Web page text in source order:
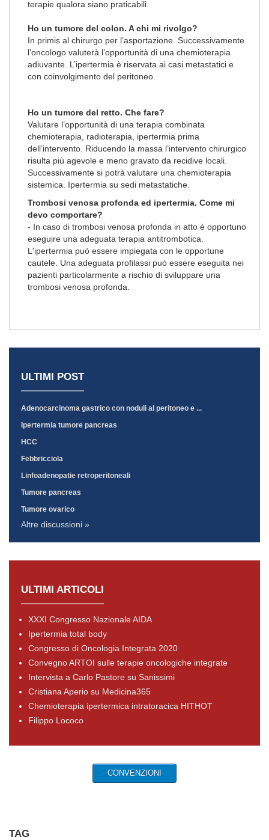
terapie qualora siano praticabili.
Ho un tumore del colon. A chi mi rivolgo?
In primis al chirurgo per l’asportazione. Successivamente
l’oncologo valuterà l’opportunità di una chemioterapia
adiuvante. L’ipertermia è riservata ai casi metastatici e
con coinvolgimento del peritoneo.
Ho un tumore del retto. Che fare?
Valutare l’opportunità di una terapia combinata
chemioterapia, radioterapia, ipertermia prima
dell’intervento. Riducendo la massa l’intervento chirurgico
risulta più agevole e meno gravato da recidive locali.
Successivamente si potrà valutare una chemioterapia
sistemica. Ipertermia su sedi metastatiche.
Trombosi venosa profonda ed ipertermia. Come mi
devo comportare?
- In caso di trombosi venosa profonda in atto è opportuno
eseguire una adeguata terapia antitrombotica.
L'ipertermia può essere impiegata con le opportune
cautele. Una adeguata profilassi può essere eseguita nei
pazienti particolarmente a rischio di sviluppare una
trombosi venosa profonda.
ULTIMI POST
Adenocarcinoma gastrico con noduli al peritoneo e ...
Ipertermia tumore pancreas
HCC
Febbricciola
Linfoadenopatie retroperitoneali
Tumore pancreas
Tumore ovarico
Altre discussioni »
ULTIMI ARTICOLI
XXXI Congresso Nazionale AIDA
Ipertermia total body
Congresso di Oncologia Integrata 2020
Convegno ARTOI sulle terapie oncologiche integrate
Intervista a Carlo Pastore su Sanissimi
Cristiana Aperio su Medicina365
Chemioterapia ipertermica intratoracica HITHOT
Filippo Lococo
CONVENZIONI
TAG